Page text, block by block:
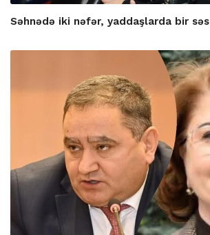
Səhnədə iki nəfər, yaddaşlarda bir səs